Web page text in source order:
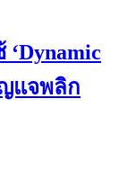
ญแจพลิก